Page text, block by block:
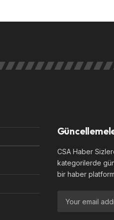
CSA Haber
kategorilerde
bir haber